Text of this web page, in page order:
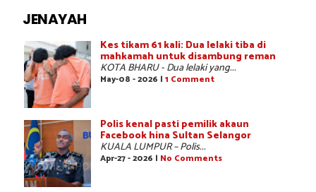
JENAYAH
Kes tikam 61 kali: Dua lelaki tiba di
mahkamah untuk disambung reman
KOTA BHARU - Dua lelaki yang...
May-08 - 2026 | 1 Comment
Polis kenal pasti pemilik akaun
Facebook hina Sultan Selangor
KUALA LUMPUR – Polis...
Apr-27 - 2026 | No Comments